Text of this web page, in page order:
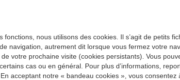
nous utilisons des cookies. Il s’agit de petits
navigation, autrement dit lorsque vous fermez votre
votre prochaine visite (cookies persistants). Vous
cas ou en général. Pour plus d’informations,
acceptant notre « bandeau cookies », vous